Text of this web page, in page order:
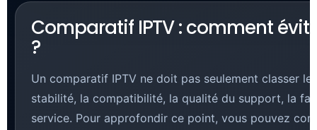
Comparatif IPTV : comment
?
Un comparatif IPTV ne doit pas seulement classer
stabilité, la compatibilité, la qualité du support, la
service. Pour approfondir ce point, vous pouvez